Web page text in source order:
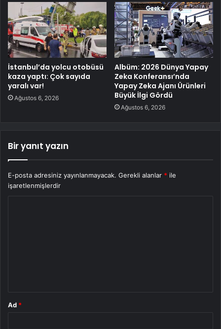
İstanbul’da yolcu otobüsü
kaza yaptı: Çok sayıda
yaralı var!
Ağustos 6, 2026
Albüm: 2026 Dünya Yapay
Zeka Konferansı’nda
Yapay Zeka Ajanı Ürünleri
Büyük İlgi Gördü
Ağustos 6, 2026
Bir yanıt yazın
E-posta adresiniz yayınlanmayacak. Gerekli alanlar * ile
işaretlenmişlerdir
Ad *